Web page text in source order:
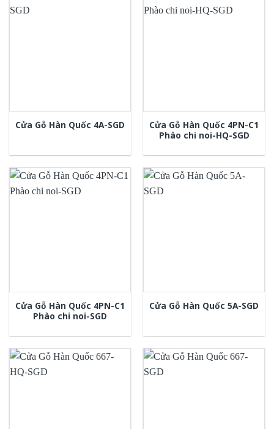
Cửa Gỗ Hàn Quốc 4A-SGD
Cửa Gỗ Hàn Quốc 4PN-C1
Phào chi noi-HQ-SGD
Cửa Gỗ Hàn Quốc 4PN-C1
Phào chi noi-SGD
Cửa Gỗ Hàn Quốc 5A-SGD